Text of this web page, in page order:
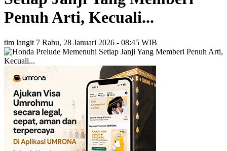
Penuh Arti, Kecuali...
tim langit 7 Rabu, 28 Januari 2026 - 08:45 WIB